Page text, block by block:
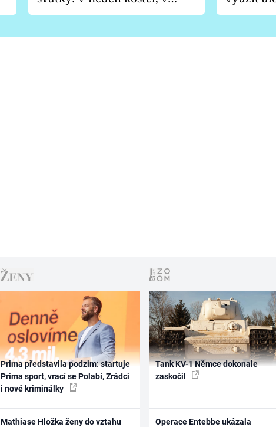
pondělí zábava
Prima představila podzim: startuje
Prima sport, vrací se Polabí, Zrádci
i nové kriminálky
Mathiase Hložka ženy do vztahu
Tank KV-1 Němce dokonale
zaskočil
Operace Entebbe ukázala